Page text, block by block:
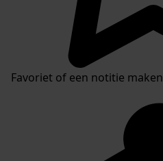
Favoriet of een notitie maken